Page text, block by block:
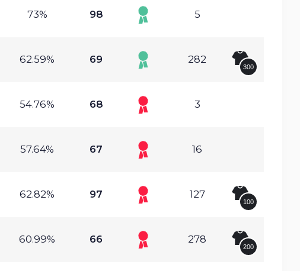
73% 98 5
62.59% 69 282
300
54.76% 68 3
57.64% 67 16
62.82% 97 127
100
60.99% 66 278
200